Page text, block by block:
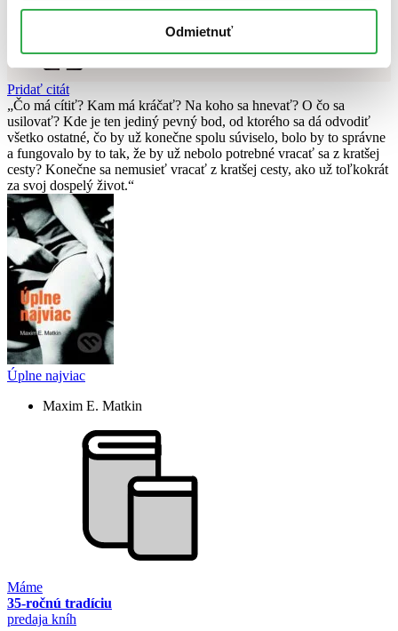
Odmietnuť
Chcete poradiť knihu?
Náš pomocník Sherlock vám ju s radosťou vypátra!
Pridať citát
Čo má cítiť? Kam má kráčať? Na koho sa hnevať? O čo sa
usilovať? Kde je ten jediný pevný bod, od ktorého sa dá odvodiť
všetko ostatné, čo by už konečne spolu súviselo, bolo by to správne
a fungovalo by to tak, že by už nebolo potrebné vracať sa z kratšej
cesty? Konečne sa nemusieť vracať z kratšej cesty, ako už toľkokrát
za svoj dospelý život.
Úplne najviac
Maxim E. Matkin
Máme
35-ročnú tradíciu
predaja kníh